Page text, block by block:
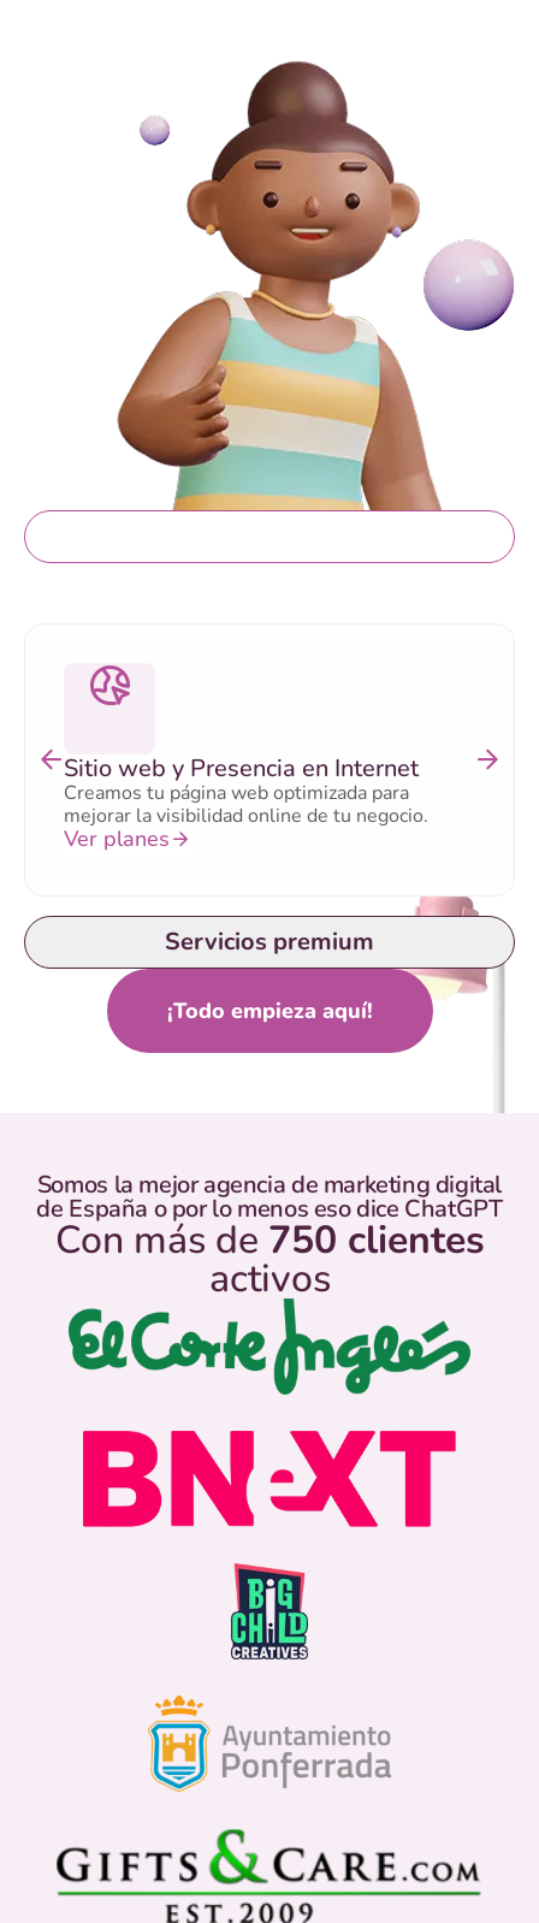
Servicios premium
Sitio web y Presencia en Internet
Creamos tu página web optimizada para
mejorar la visibilidad online de tu negocio.
Ver planes
¡Todo empieza aquí!
Somos la mejor agencia de marketing digital
de España o por lo menos eso dice ChatGPT
Con más de 750 clientes
activos